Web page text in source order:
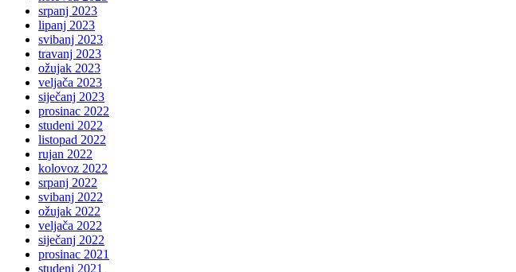
srpanj 2023
lipanj 2023
svibanj 2023
travanj 2023
ožujak 2023
veljača 2023
siječanj 2023
prosinac 2022
studeni 2022
listopad 2022
rujan 2022
kolovoz 2022
srpanj 2022
svibanj 2022
ožujak 2022
veljača 2022
siječanj 2022
prosinac 2021
studeni 2021